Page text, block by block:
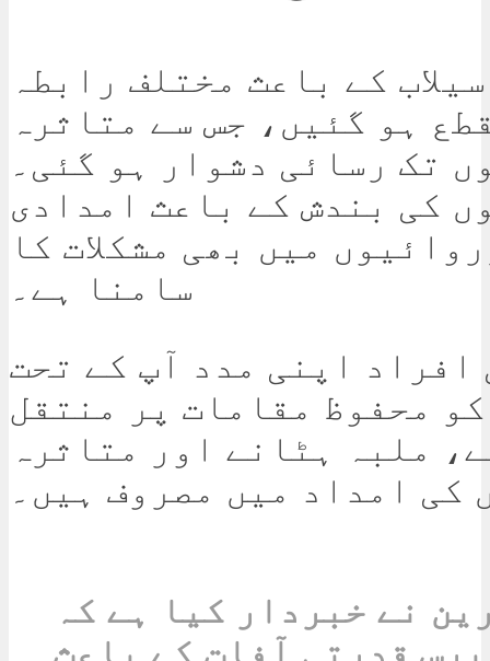
کے باعث مختلف رابطہ
ہو گئیں، جس سے متاثرہ
تک رسائی دشوار ہو گئی۔
کی بندش کے باعث امدادی
میں بھی مشکلات کا
سامنا ہے۔
افراد اپنی مدد آپ کے تحت
محفوظ مقامات پر منتقل
ملبہ ہٹانے اور متاثرہ
کی امداد میں مصروف ہیں۔
نے خبردار کیا ہے کہ
قدرتی آفات کے باعث